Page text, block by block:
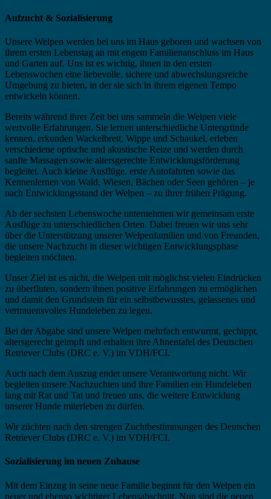
Aufzucht & Sozialisierung
Unsere Welpen werden bei uns im Haus geboren und wachsen von
ihrem ersten Lebenstag an mit engem Familienanschluss im Haus
und Garten auf. Uns ist es wichtig, ihnen in den ersten
Lebenswochen eine liebevolle, sichere und abwechslungsreiche
Umgebung zu bieten, in der sie sich in ihrem eigenen Tempo
entwickeln können.
Bereits während ihrer Zeit bei uns sammeln die Welpen viele
wertvolle Erfahrungen. Sie lernen unterschiedliche Untergründe
kennen, erkunden Wackelbrett, Wippe und Schaukel, erleben
verschiedene optische und akustische Reize und werden durch
sanfte Massagen sowie altersgerechte Entwicklungsförderung
begleitet. Auch kleine Ausflüge, erste Autofahrten sowie das
Kennenlernen von Wald, Wiesen, Bächen oder Seen gehören – je
nach Entwicklungsstand der Welpen – zu ihrer frühen Prägung.
Ab der sechsten Lebenswoche unternehmen wir gemeinsam erste
Ausflüge zu unterschiedlichen Orten. Dabei freuen wir uns sehr
über die Unterstützung unserer Welpenfamilien und von Freunden,
die unsere Nachzucht in dieser wichtigen Entwicklungsphase
begleiten möchten.
Unser Ziel ist es nicht, die Welpen mit möglichst vielen Eindrücken
zu überfluten, sondern ihnen positive Erfahrungen zu ermöglichen
und damit den Grundstein für ein selbstbewusstes, gelassenes und
vertrauensvolles Hundeleben zu legen.
Bei der Abgabe sind unsere Welpen mehrfach entwurmt, gechippt,
altersgerecht geimpft und erhalten ihre Ahnentafel des Deutschen
Retriever Clubs (DRC e. V.) im VDH/FCI.
Auch nach dem Auszug endet unsere Verantwortung nicht. Wir
begleiten unsere Nachzuchten und ihre Familien ein Hundeleben
lang mit Rat und Tat und freuen uns, die weitere Entwicklung
unserer Hunde miterleben zu dürfen.
Wir züchten nach den strengen Zuchtbestimmungen des Deutschen
Retriever Clubs (DRC e. V.) im VDH/FCI.
Sozialisierung im neuen Zuhause
Mit dem Einzug in seine neue Familie beginnt für den Welpen ein
neuer und ebenso wichtiger Lebensabschnitt. Nun sind die neuen